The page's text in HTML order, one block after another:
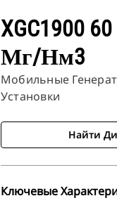
XGC1900
Мг/нм3
Мобильные
Установки
Найти
Ключевые